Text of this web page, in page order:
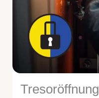
Tresoröffnung